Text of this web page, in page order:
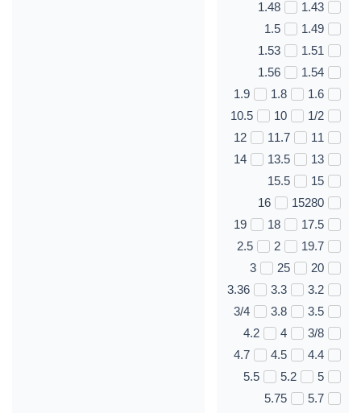
1.43
1.48
1.49
1.5
1.51
1.53
1.54
1.56
1.6
1.8
1.9
1/2
10
10.5
11
11.7
12
13
13.5
14
15
15.5
15280
16
17.5
18
19
19.7
2
2.5
20
25
3
3.2
3.3
3.36
3.5
3.8
3/4
3/8
4
4.2
4.4
4.5
4.7
5
5.2
5.5
5.7
5.75